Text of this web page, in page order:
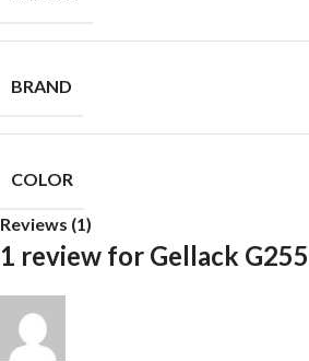
BRAND
COLOR
Reviews (1)
1 review for Gellack G255